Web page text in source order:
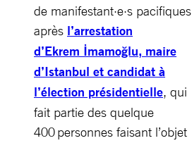
de manifestant·e·s pacifiques
après l’arrestation
d’Ekrem İmamoğlu, maire
d’Istanbul et candidat à
l’élection présidentielle, qui
fait partie des quelque
400 personnes faisant l’objet